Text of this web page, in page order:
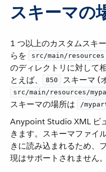
スキーマの
1 つ以上のカスタムスキ
らを ​
src/main/resources
のディレクトリに対して
とえば、​
850 スキーマ (
src/main/resources/
スキーマの場所は ​
/
Anypoint Studio XML ビ
きます。スキーマファイ
きに読み込まれるため、
現はサポートされません。